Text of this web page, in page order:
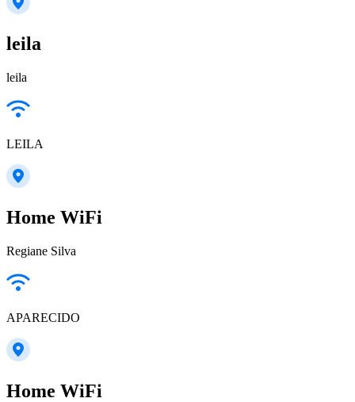
leila
leila
LEILA
Home WiFi
Regiane Silva
APARECIDO
Home WiFi